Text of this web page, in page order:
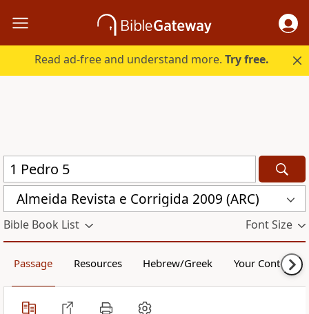
Read ad-free and understand more.Try free.
Almeida Revista e Corrigida 2009 (ARC)
Bible Book List Font Size
Passage Resources Hebrew/Greek Your Content